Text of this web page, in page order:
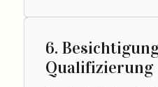
6.
Qualifizierung